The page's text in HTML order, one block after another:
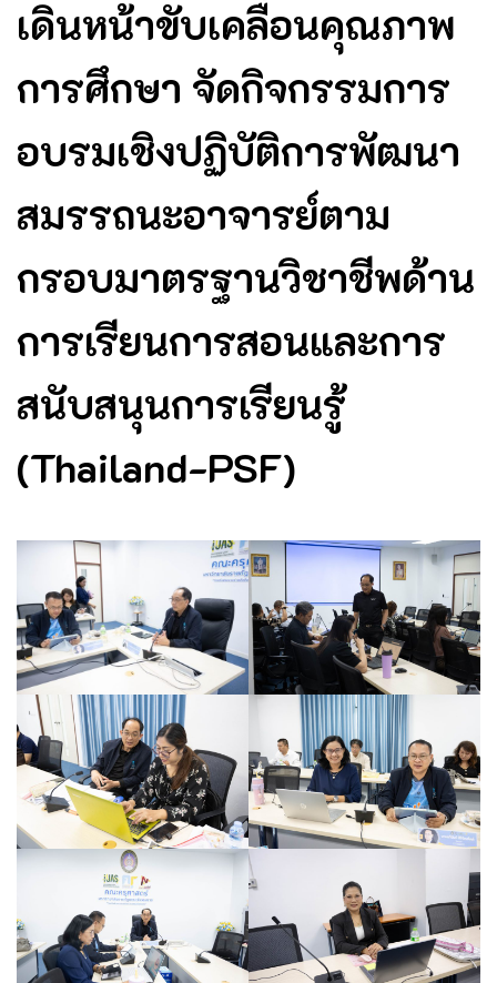
เดินหน้าขับเคลื่อนคุณภาพ
การศึกษา จัดกิจกรรมการ
อบรมเชิงปฏิบัติการพัฒนา
สมรรถนะอาจารย์ตาม
กรอบมาตรฐานวิชาชีพด้าน
การเรียนการสอนและการ
สนับสนุนการเรียนรู้
(Thailand-PSF)